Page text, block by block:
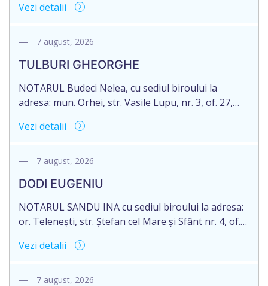
notific Moștenitorii/ persoană care are un interes
notariale în urma decesului cet. DOGANIC ILIA,
2007040006216. Eliberarea certificatului de
moștenitor este planificată în prealabil pentru […]
Vezi detalii
7 august, 2026
TULBURI GHEORGHE
NOTARUL Budeci Nelea, cu sediul biroului la
adresa: mun. Orhei, str. Vasile Lupu, nr. 3, of. 27,
în urma decesului cet. TULBURI GHEORGHE,
decedat/ă la 16 mai 2026. Eliberarea certificatului de
de 16.05.2027 termenul de opțiune pentru
acceptarea […]
Vezi detalii
7 august, 2026
DODI EUGENIU
NOTARUL SANDU INA cu sediul biroului la adresa:
or. Telenești, str. Ștefan cel Mare și Sfânt nr. 4, of.
succesorale în urma decesului cet. DODI EUGENIU,
2003035009604, decedat/ă la data de 12.01.2026
Vezi detalii
7 august, 2026